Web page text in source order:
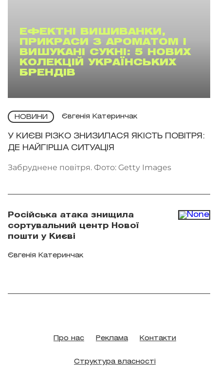
ЕФЕКТНІ ВИШИВАНКИ,
ПРИКРАСИ З АРОМАТОМ І
ВИШУКАНІ СУКНІ: 5 НОВИХ
КОЛЕКЦІЙ УКРАЇНСЬКИХ
БРЕНДІВ
НОВИНИ Євгенія Катеринчак
У КИЄВІ РІЗКО ЗНИЗИЛАСЯ ЯКІСТЬ ПОВІТРЯ:
ДЕ НАЙГІРША СИТУАЦІЯ
Забруднене повітря. Фото: Getty Images
Російська атака знищила
сортувальний центр Нової
пошти у Києві
Євгенія Катеринчак
Про нас Реклама Контакти
Структура власності